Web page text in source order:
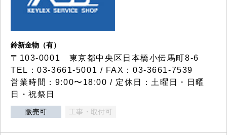
鈴新金物（有）
〒103-0001 東京都中央区日本橋小伝馬町8-6
TEL：03-3661-5001 / FAX：03-3661-7539
営業時間：9:00〜18:00 / 定休日：土曜日・日曜
日・祝祭日
販売可 工事・取付可